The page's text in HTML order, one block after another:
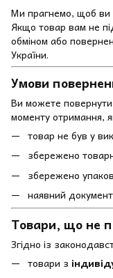
Ми прагнемо, щоб ви
Якщо товар вам не
обміном або
України.
Умови
Ви можете
моменту отримання,
товар не був у
збережено
збережено
наявний
Товари, що не
Згідно із
товари з